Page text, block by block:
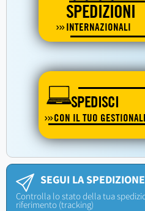
SPEDIZIONI
INTERNAZIONALI
SPEDISCI
CON IL TUO
SEGUI LA SPEDIZIONE
Controlla lo stato della tua
riferimento (tracking)